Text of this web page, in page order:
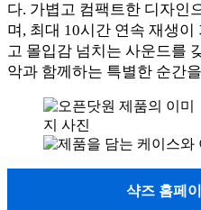
다. 가볍고 컴팩트한 디자인
며, 최대 10시간 연속 재생
고 몰입감 넘치는 사운드를
악과 함께하는 특별한 순간
샥즈 홈페